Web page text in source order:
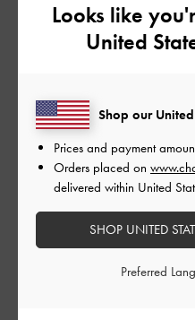
もっと見る
ご利用者様
かわいいです
Looks like
United
Shop our
Prices and payment
Orders placed on
delivered within United
SHOP UNITED
Preferred